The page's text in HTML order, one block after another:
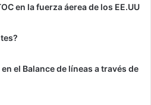
en la fuerza áerea de los EE.UU
el Balance de líneas a través de